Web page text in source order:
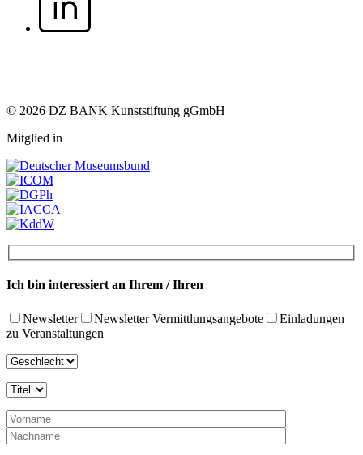
© 2026 DZ BANK Kunststiftung gGmbH
Mitglied in
Ich bin interessiert an Ihrem / Ihren
Newsletter Newsletter Vermittlungsangebote
Einladungen
zu Veranstaltungen